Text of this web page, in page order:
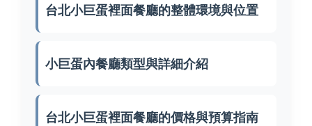
台北小巨蛋裡面餐廳的整體環境與位置
小巨蛋內餐廳類型與詳細介紹
台北小巨蛋裡面餐廳的價格與預算指南